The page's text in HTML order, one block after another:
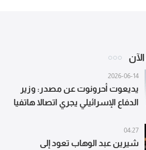
2026-06-14
يديعوت أحرونوت عن مصدر: وزير
الدفاع الإسرائيلي يجري اتصالا هاتفيا
04:27
شيرين عبد الوهاب تعود إلى